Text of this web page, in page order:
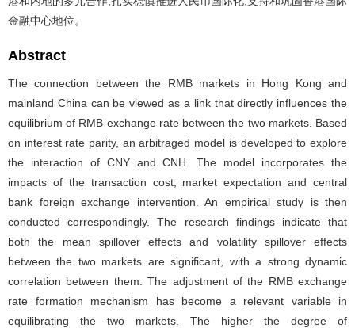
金融中心地位。
Abstract
The connection between the RMB markets in Hong Kong and
mainland China can be viewed as a link that directly influences the
equilibrium of RMB exchange rate between the two markets. Based
on interest rate parity, an arbitraged model is developed to explore
the interaction of CNY and CNH. The model incorporates the
impacts of the transaction cost, market expectation and central
bank foreign exchange intervention. An empirical study is then
conducted correspondingly. The research findings indicate that
both the mean spillover effects and volatility spillover effects
between the two markets are significant, with a strong dynamic
correlation between them. The adjustment of the RMB exchange
rate formation mechanism has become a relevant variable in
equilibrating the two markets. The higher the degree of